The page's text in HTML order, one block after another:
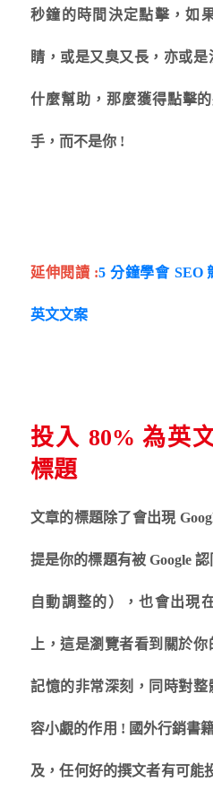
秒鐘的時間決定點擊，如
睛，或是又臭又長，亦或
什麼幫助，那麼獲得點擊
手，而不是你 !
延伸閱讀 :5 分鐘學會 SEO
英文文案
投入 80% 為英
標題
文章的標題除了會出現
提是你的標題有被 Google
自動調整的），也會出現
上，這是瀏覽者看到關於
記憶的非常深刻，同時對
容小覷的作用 ! 國外行銷書
及，任何好的撰文者有可能